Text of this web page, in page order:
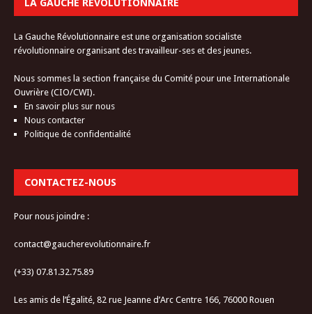
La Gauche Révolutionnaire est une organisation socialiste
révolutionnaire organisant des travailleur-ses et des jeunes.
Nous sommes la section française du Comité pour une Internationale
Ouvrière (CIO/CWI).
En savoir plus sur nous
Nous contacter
Politique de confidentialité
CONTACTEZ-NOUS
Pour nous joindre :
contact@gaucherevolutionnaire.fr
(+33) 07.81.32.75.89
Les amis de l’Égalité, 82 rue Jeanne d’Arc Centre 166, 76000 Rouen